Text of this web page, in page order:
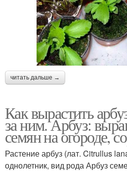
читать дальше →
Как вырастить
за ним. Арбуз:
семян на огороде,
Растение арбуз (лат. Citrullus
однолетник, вид рода Арбуз